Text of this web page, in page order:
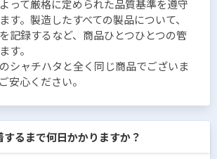
って厳格に定められた品質基準を遵守
す。製造したすべての製品について、
記録するなど、商品ひとつひとつの管
す。
シャチハタと全く同じ商品でございま
安心ください。
るまで何日かかりますか？